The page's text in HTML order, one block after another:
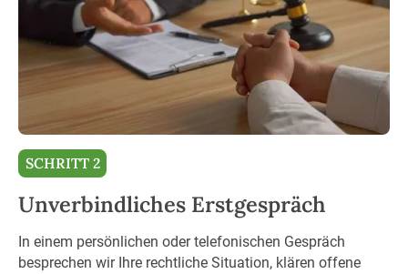
SCHRITT 2
Unverbindliches Erstgespräch
In einem persönlichen oder telefonischen Gespräch
besprechen wir Ihre rechtliche Situation, klären offene